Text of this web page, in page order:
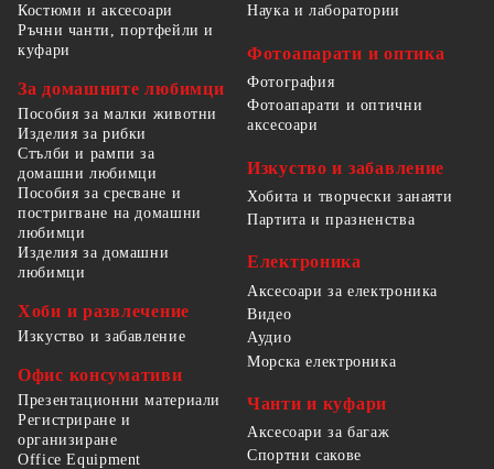
Костюми и аксесоари
Ръчни чанти, портфейли и
куфари
За домашните любимци
Пособия за малки животни
Изделия за рибки
Стълби и рампи за
домашни любимци
Пособия за сресване и
постригване на домашни
любимци
Изделия за домашни
любимци
Хоби и развлечение
Изкуство и забавление
Офис консумативи
Презентационни материали
Регистриране и
организиране
Office Equipment
Наука и лаборатории
Фотоапарати и оптика
Фотография
Фотоапарати и оптични
аксесоари
Изкуство и забавление
Хобита и творчески занаяти
Партита и празненства
Електроника
Аксесоари за електроника
Видео
Аудио
Морска електроника
Чанти и куфари
Аксесоари за багаж
Спортни сакове